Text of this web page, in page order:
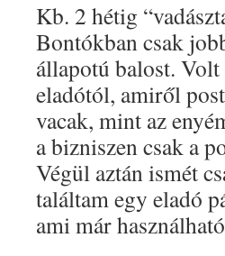
Kb. 2 hétig
Bontókban csak
állapotú balost.
eladótól, amiről
vacak, mint az
a bizniszen csak a
Végül aztán ismét
találtam egy eladó
ami már